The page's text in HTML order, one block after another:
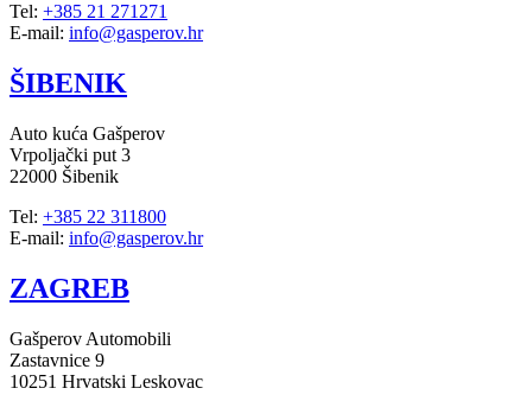
Tel: +385 21 271271
E-mail: info@gasperov.hr
ŠIBENIK
Auto kuća Gašperov
Vrpoljački put 3
22000 Šibenik
Tel: +385 22 311800
E-mail: info@gasperov.hr
ZAGREB
Gašperov Automobili
Zastavnice 9
10251 Hrvatski Leskovac